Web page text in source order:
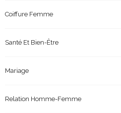
Coiffure Femme
Santé Et Bien-Être
Mariage
Relation Homme-Femme